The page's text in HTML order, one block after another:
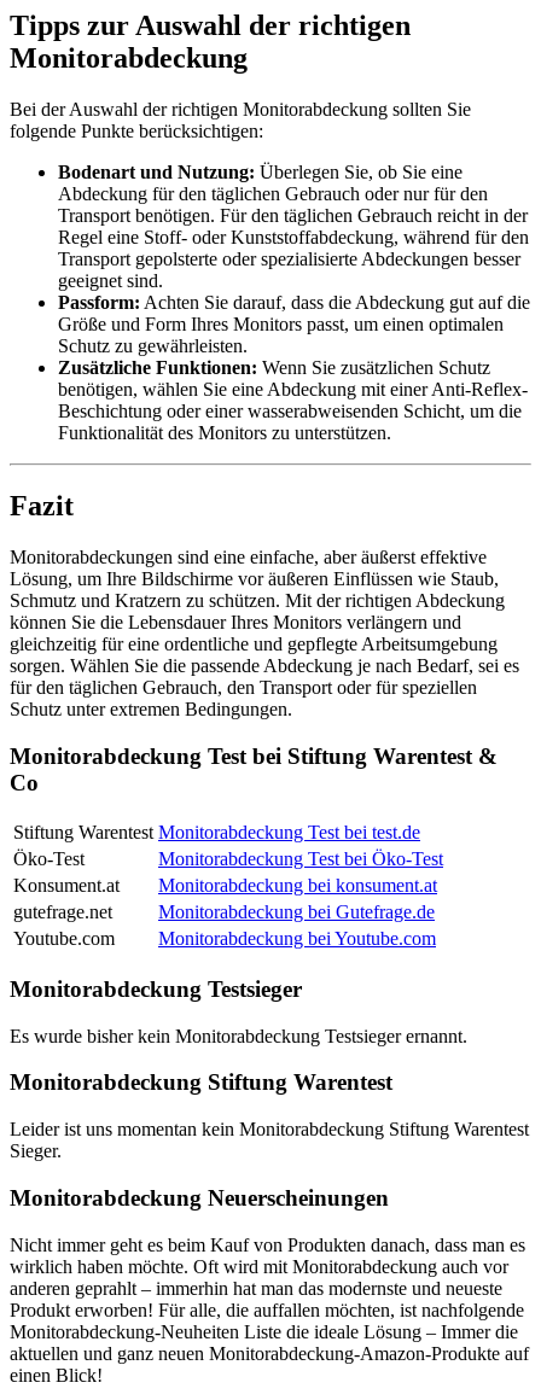
Tipps zur Auswahl der richtigen
Monitorabdeckung
Bei der Auswahl der richtigen Monitorabdeckung sollten Sie
folgende Punkte berücksichtigen:
Bodenart und Nutzung: Überlegen Sie, ob Sie eine
Abdeckung für den täglichen Gebrauch oder nur für den
Transport benötigen. Für den täglichen Gebrauch reicht in der
Regel eine Stoff- oder Kunststoffabdeckung, während für den
Transport gepolsterte oder spezialisierte Abdeckungen besser
geeignet sind.
Passform: Achten Sie darauf, dass die Abdeckung gut auf die
Größe und Form Ihres Monitors passt, um einen optimalen
Schutz zu gewährleisten.
Zusätzliche Funktionen: Wenn Sie zusätzlichen Schutz
benötigen, wählen Sie eine Abdeckung mit einer Anti-Reflex-
Beschichtung oder einer wasserabweisenden Schicht, um die
Funktionalität des Monitors zu unterstützen.
Fazit
Monitorabdeckungen sind eine einfache, aber äußerst effektive
Lösung, um Ihre Bildschirme vor äußeren Einflüssen wie Staub,
Schmutz und Kratzern zu schützen. Mit der richtigen Abdeckung
können Sie die Lebensdauer Ihres Monitors verlängern und
gleichzeitig für eine ordentliche und gepflegte Arbeitsumgebung
sorgen. Wählen Sie die passende Abdeckung je nach Bedarf, sei es
für den täglichen Gebrauch, den Transport oder für speziellen
Schutz unter extremen Bedingungen.
Monitorabdeckung Test bei Stiftung Warentest &
Co
Stiftung Warentest Monitorabdeckung Test bei test.de
Öko-Test
Monitorabdeckung Test bei Öko-Test
Konsument.at
Monitorabdeckung bei konsument.at
gutefrage.net
Monitorabdeckung bei Gutefrage.de
Youtube.com
Monitorabdeckung bei Youtube.com
Monitorabdeckung Testsieger
Es wurde bisher kein Monitorabdeckung Testsieger ernannt.
Monitorabdeckung Stiftung Warentest
Leider ist uns momentan kein Monitorabdeckung Stiftung Warentest
Sieger.
Monitorabdeckung Neuerscheinungen
Nicht immer geht es beim Kauf von Produkten danach, dass man es
wirklich haben möchte. Oft wird mit Monitorabdeckung auch vor
anderen geprahlt – immerhin hat man das modernste und neueste
Produkt erworben! Für alle, die auffallen möchten, ist nachfolgende
Monitorabdeckung-Neuheiten Liste die ideale Lösung – Immer die
aktuellen und ganz neuen Monitorabdeckung-Amazon-Produkte auf
einen Blick!